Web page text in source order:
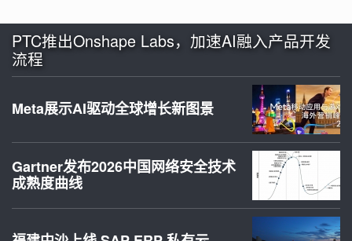
PTC推出Onshape Labs，加速AI融入产品开发
流程
Meta展示AI驱动全球增长新图景
Gartner发布2026中国网络安全技术
成熟度曲线